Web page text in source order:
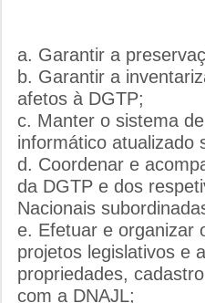
a. Garantir a
b. Garantir a
afetos à DGTP;
c. Manter o sistema
informático atualizado
d. Coordenar e
da DGTP e dos
Nacionais
e. Efetuar e organizar
projetos legislativos e
propriedades,
com a DNAJL;